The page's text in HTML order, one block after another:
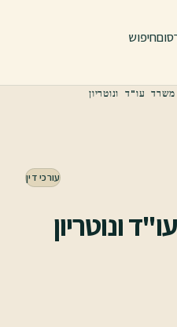
חיפוש
עו"ד ונוטריון
עורכי דין
ונוטריון